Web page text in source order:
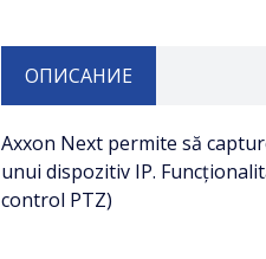
ОПИСАНИЕ
Axxon Next permite să
unui dispozitiv IP.
control PTZ)